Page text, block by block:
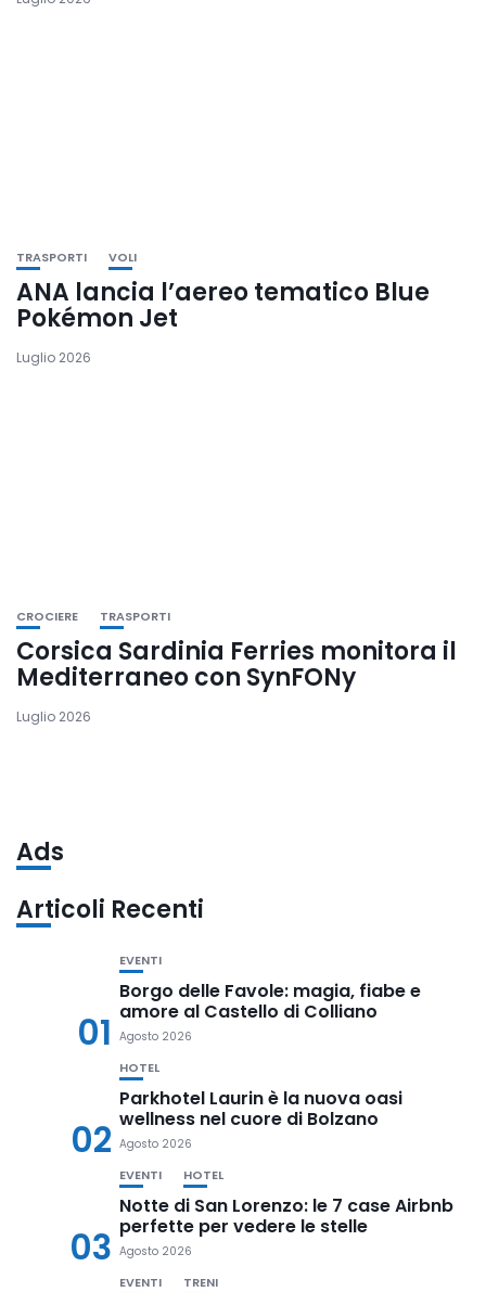
TRASPORTI VOLI
ANA lancia l’aereo tematico Blue
Pokémon Jet
Luglio 2026
CROCIERE TRASPORTI
Corsica Sardinia Ferries monitora il
Mediterraneo con SynFONy
Luglio 2026
Ads
Articoli Recenti
01
EVENTI
Borgo delle Favole: magia, fiabe e
amore al Castello di Colliano
Agosto 2026
02
HOTEL
Parkhotel Laurin è la nuova oasi
wellness nel cuore di Bolzano
Agosto 2026
03
EVENTI HOTEL
Notte di San Lorenzo: le 7 case Airbnb
perfette per vedere le stelle
Agosto 2026
EVENTI TRENI